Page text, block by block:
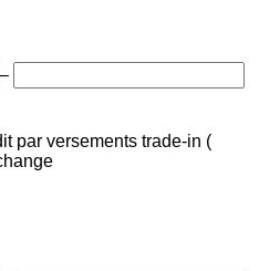
–
par versements trade-in (